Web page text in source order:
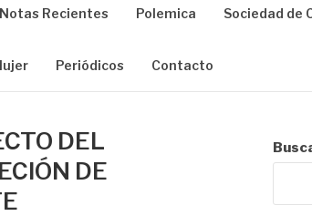
Notas Recientes Polemica Sociedad de
Periódicos Contacto
DEL
DE